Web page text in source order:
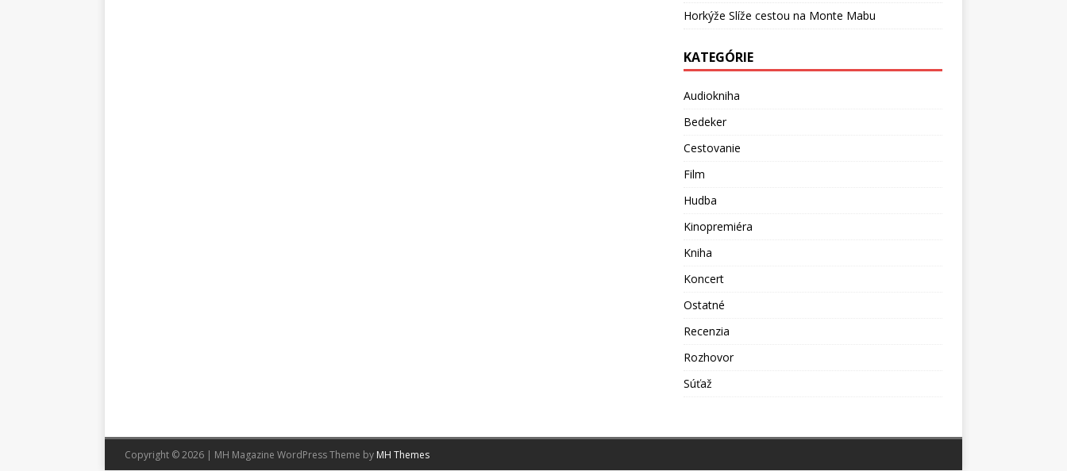
Horkýže Slíže cestou na Monte Mabu
KATEGÓRIE
Audiokniha
Bedeker
Cestovanie
Film
Hudba
Kinopremiéra
Kniha
Koncert
Ostatné
Recenzia
Rozhovor
Súťaž
Copyright © 2026 | MH Magazine WordPress Theme by MH Themes